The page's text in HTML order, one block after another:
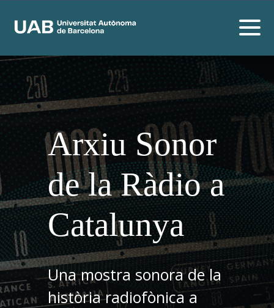
Arxiu Sonor
de la Ràdio a
Catalunya
Una mostra sonora de la
història radiofònica a